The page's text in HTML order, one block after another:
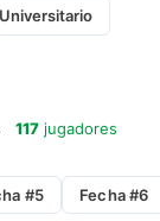
Universitario
117jugadores
#5 Fecha #6